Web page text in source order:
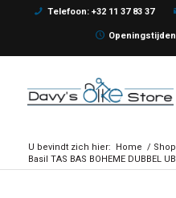
Telefoon: +32 11 37 83 37
Openingstijden
U bevindt zich hier: Home / Shop
Basil TAS BAS BOHEME DUBBEL